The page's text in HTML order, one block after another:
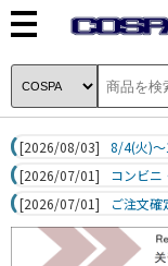
[2026/08/03]
8/4(火)
[2026/07/01]
コンビニ
[2026/07/01]
ご注文確